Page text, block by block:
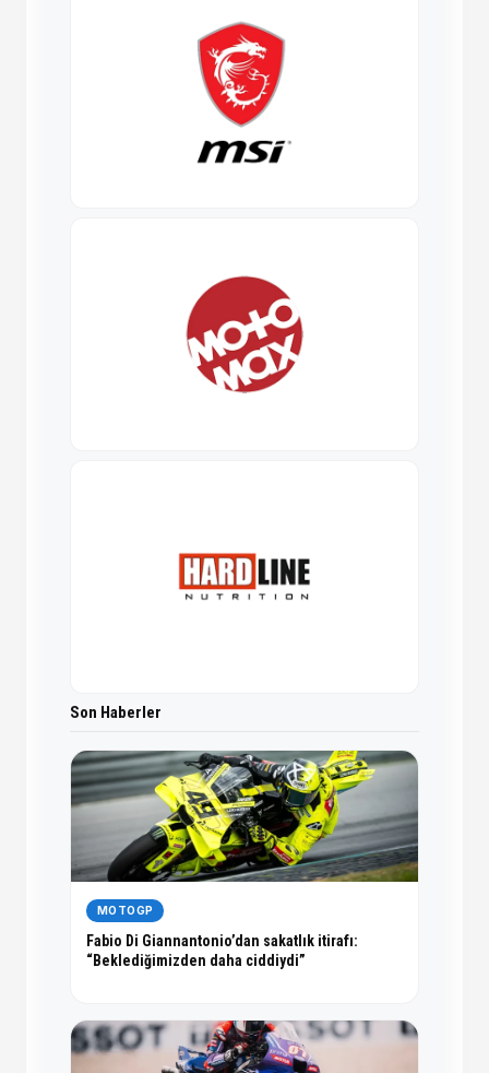
Son Haberler
MOTOGP
Fabio Di Giannantonio’dan sakatlık itirafı:
“Beklediğimizden daha ciddiydi”